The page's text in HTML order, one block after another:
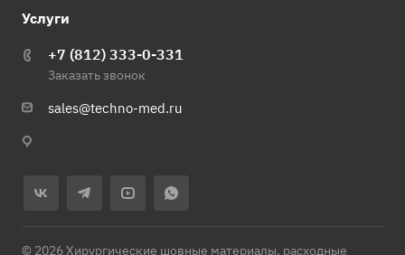
Услуги
+7 (812) 333-0-331
Заказать звонок
sales@techno-med.ru
© 2026 Хирургические шовные материалы, расходные